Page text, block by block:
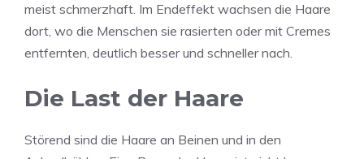
meist schmerzhaft. Im Endeffekt wachsen die Haare
dort, wo die Menschen sie rasierten oder mit Cremes
entfernten, deutlich besser und schneller nach.
Die Last der Haare
Störend sind die Haare an Beinen und in den